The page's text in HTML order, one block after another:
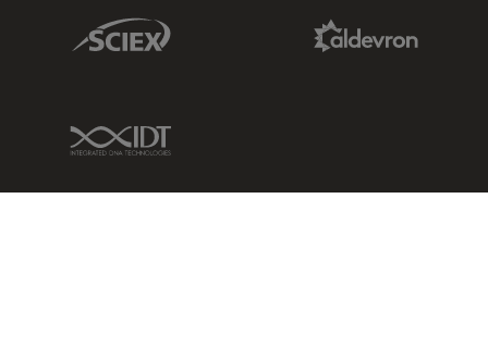
Sciex Link
IDT Link